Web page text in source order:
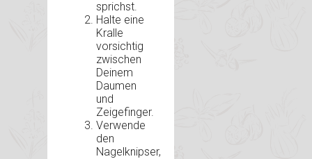
sprichst.
Halte eine
Kralle
vorsichtig
zwischen
Deinem
Daumen
und
Zeigefinger.
Verwende
den
Nagelknipser,